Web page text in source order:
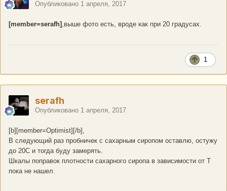
Опубликовано 1 апреля, 2017
[member=serafh] ,выше фото есть, вроде как при 20 градусах.
1
serafh
Опубликовано 1 апреля, 2017
[b][member=Optimist][/b],
В следующий раз пробничек с сахарным сиропом оставлю, остужу
до 20С и тогда буду замерять.
Шкалы поправок плотности сахарного сиропа в зависимости от Т
пока не нашел.